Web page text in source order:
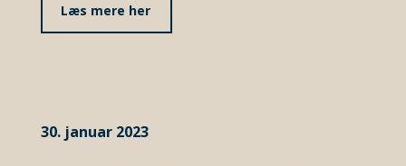
Læs mere her
30. januar 2023